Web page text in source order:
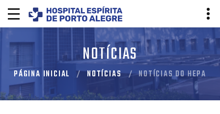
NOTÍCIAS
PÁGINA INICIAL NOTÍCIAS NOTÍCIAS DO HEPA